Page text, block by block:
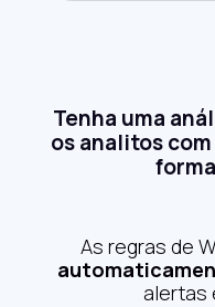
Tenha uma
os analitos
As regras de
alertas